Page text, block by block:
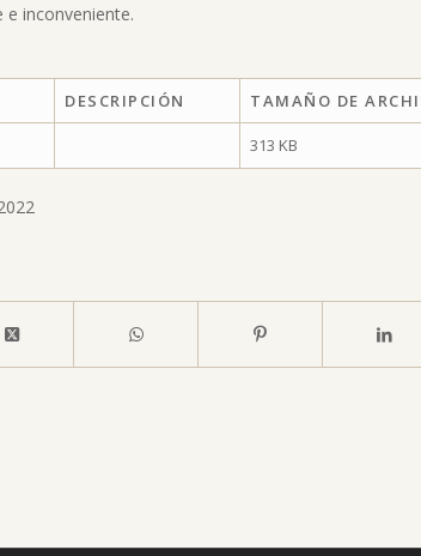
inconveniente.
DESCRIPCIÓN TAMAÑO DE
313 KB